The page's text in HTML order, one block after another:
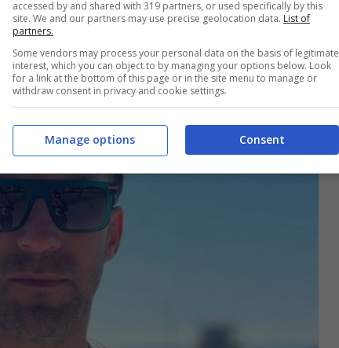
che hanno lasciato tutti a bocca aperta.
accessed by and shared with 319 partners, or used specifically by this
site. We and our partners may use precise geolocation data. List of
partners.
Some vendors may process your personal data on the basis of legitimate
interest, which you can object to by managing your options below. Look
for a link at the bottom of this page or in the site menu to manage or
withdraw consent in privacy and cookie settings.
Consent
Manage options